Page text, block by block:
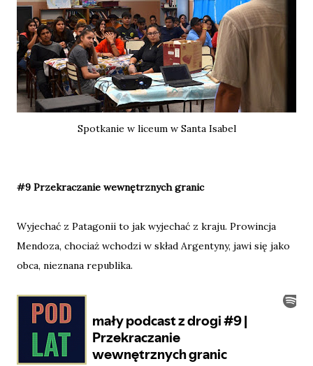
Spotkanie w liceum w Santa Isabel
#9 Przekraczanie wewnętrznych granic
Wyjechać z Patagonii to jak wyjechać z kraju. Prowincja
Mendoza, chociaż wchodzi w skład Argentyny, jawi się jako
obca, nieznana republika.